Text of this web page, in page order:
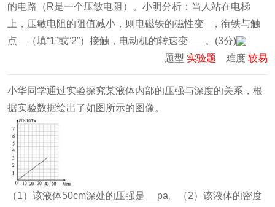
的电路（R是一个压敏电阻）。小明分析：当人站在电梯
上，压敏电阻的阻值减小，则电磁铁的磁性变
，衔铁与触
点
（填“1”或“2”）接触，电动机的转速变
。(3分)
题型 实验题 难度 较易
小华同学通过实验探究某液体内部的压强与深度的关系，根
据实验数据绘出了如图所示的图像。
（1）该液体50cm深处的压强是
pa。（2）该液体的密度